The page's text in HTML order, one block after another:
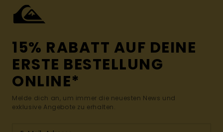
15% RABATT AUF DEINE
ERSTE BESTELLUNG
ONLINE*
Melde dich an, um immer die neuesten News und
exklusive Angebote zu erhalten.